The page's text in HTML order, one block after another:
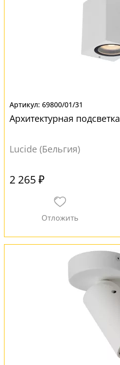
69800/01/31
Архитектурная
Lucide (Бельгия)
2 265 ₽